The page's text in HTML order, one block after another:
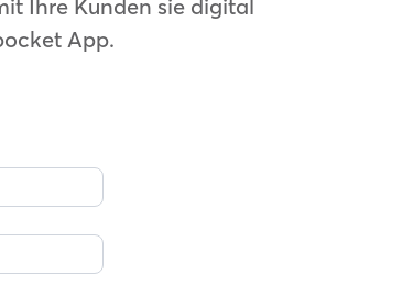
Ihre Kunden sie digital
App.